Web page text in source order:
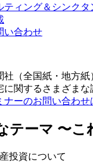
ティング＆シンクタ
い合わせ
社（全国紙・地方
に関するさまざまな
テーマ 〜こ
投資について